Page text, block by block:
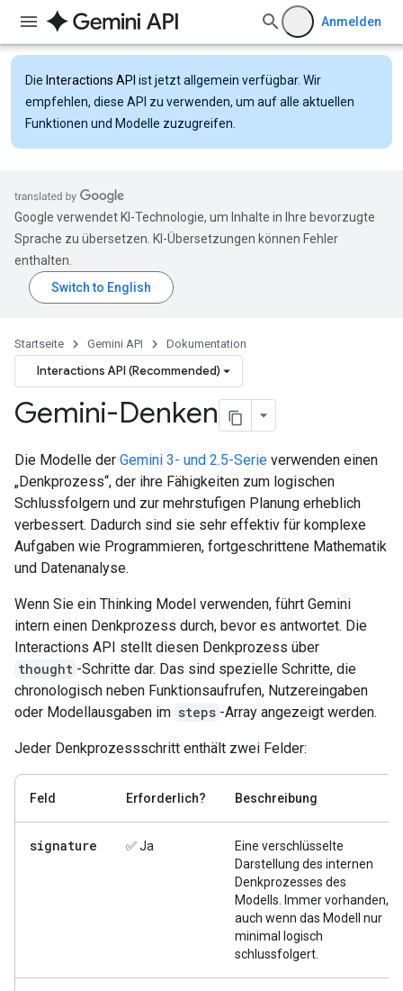
Anmelden
Die Interactions API ist jetzt allgemein verfügbar. Wir
empfehlen, diese API zu verwenden, um auf alle aktuellen
Funktionen und Modelle zuzugreifen.
Google verwendet KI-Technologie, um Inhalte in Ihre bevorzugte
Sprache zu übersetzen. KI-Übersetzungen können Fehler
enthalten.
Startseite Gemini API Dokumentation
Interactions API (Recommended)
Gemini-Denken
Die Modelle der Gemini 3- und 2.5-Serie verwenden einen
„Denkprozess“, der ihre Fähigkeiten zum logischen
Schlussfolgern und zur mehrstufigen Planung erheblich
verbessert. Dadurch sind sie sehr effektiv für komplexe
Aufgaben wie Programmieren, fortgeschrittene Mathematik
und Datenanalyse.
Wenn Sie ein Thinking Model verwenden, führt Gemini
intern einen Denkprozess durch, bevor es antwortet. Die
Interactions API stellt diesen Denkprozess über
thought -Schritte dar. Das sind spezielle Schritte, die
chronologisch neben Funktionsaufrufen, Nutzereingaben
oder Modellausgaben im steps -Array angezeigt werden.
Jeder Denkprozessschritt enthält zwei Felder:
Feld Erforderlich? Beschreibung
signature ✅ Ja
Eine verschlüsselte
Darstellung des internen
Denkprozesses des
Modells. Immer vorhanden,
auch wenn das Modell nur
minimal logisch
schlussfolgert.